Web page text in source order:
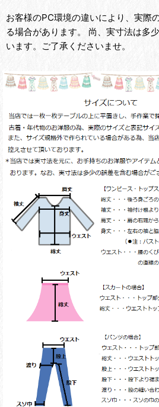
お客様のPC環境の違いにより、実際
る場合があります。 尚、実寸法は多
います。ご了承くださいませ。